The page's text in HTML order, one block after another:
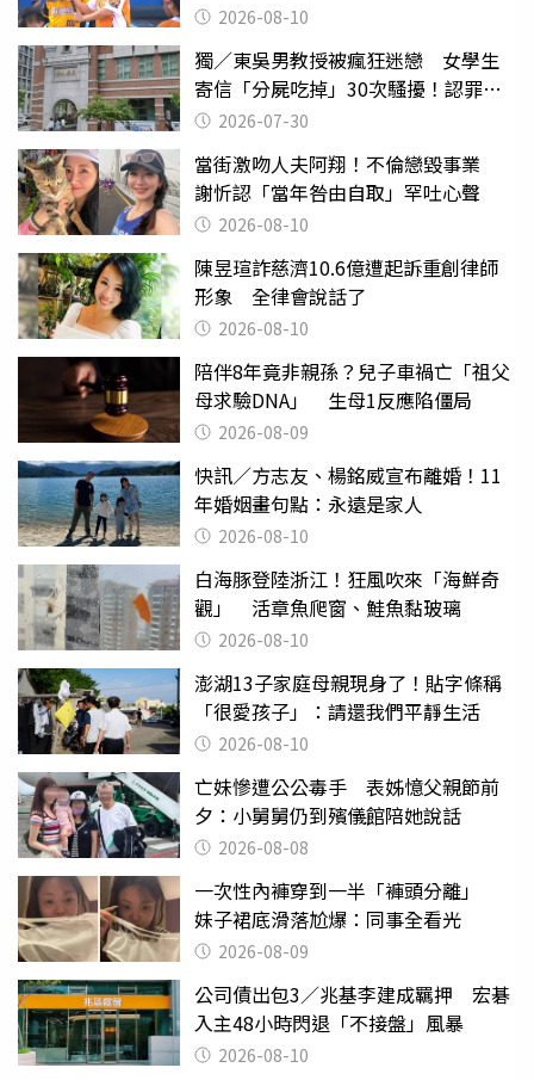
2026-08-10
獨／東吳男教授被瘋狂迷戀 女學生
寄信「分屍吃掉」30次騷擾！認罪免
關 2026-07-30
當街激吻人夫阿翔！不倫戀毀事業
謝忻認「當年咎由自取」罕吐心聲
2026-08-10
陳昱瑄詐慈濟10.6億遭起訴重創律師
形象 全律會說話了
2026-08-10
陪伴8年竟非親孫？兒子車禍亡「祖父
母求驗DNA」 生母1反應陷僵局
2026-08-09
快訊／方志友、楊銘威宣布離婚！11
年婚姻畫句點：永遠是家人
2026-08-10
白海豚登陸浙江！狂風吹來「海鮮奇
觀」 活章魚爬窗、鮭魚黏玻璃
2026-08-10
澎湖13子家庭母親現身了！貼字條稱
「很愛孩子」：請還我們平靜生活
2026-08-10
亡妹慘遭公公毒手 表姊憶父親節前
夕：小舅舅仍到殯儀館陪她說話
2026-08-08
一次性內褲穿到一半「褲頭分離」
妹子裙底滑落尬爆：同事全看光
2026-08-09
公司債出包3／兆基李建成羈押 宏碁
入主48小時閃退「不接盤」風暴
2026-08-10